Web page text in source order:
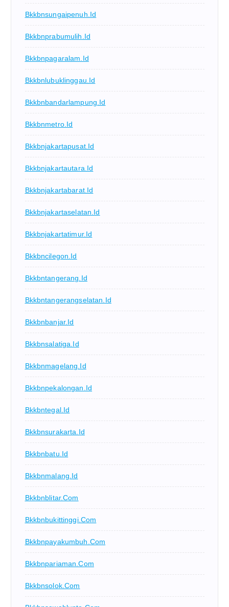
Bkkbnsungaipenuh.id
Bkkbnprabumulih.id
Bkkbnpagaralam.id
Bkkbnlubuklinggau.id
Bkkbnbandarlampung.id
Bkkbnmetro.id
Bkkbnjakartapusat.id
Bkkbnjakartautara.id
Bkkbnjakartabarat.id
Bkkbnjakartaselatan.id
Bkkbnjakartatimur.id
Bkkbncilegon.id
Bkkbntangerang.id
Bkkbntangerangselatan.id
Bkkbnbanjar.id
Bkkbnsalatiga.id
Bkkbnmagelang.id
Bkkbnpekalongan.id
Bkkbntegal.id
Bkkbnsurakarta.id
Bkkbnbatu.id
Bkkbnmalang.id
Bkkbnblitar.com
Bkkbnbukittinggi.com
Bkkbnpayakumbuh.com
Bkkbnpariaman.com
Bkkbnsolok.com